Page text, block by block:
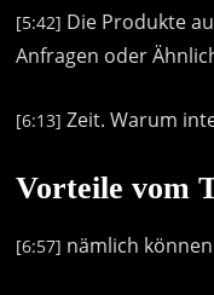
[5:42] Die Produkte
Anfragen oder
[6:13] Zeit. Warum
Vorteile vom
[6:57] nämlich können